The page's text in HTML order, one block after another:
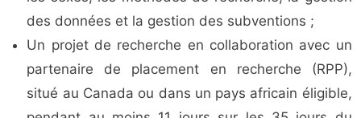
des données et la gestion des subventions ;
Un projet de recherche en collaboration avec un
partenaire de placement en recherche (RPP),
situé au Canada ou dans un pays africain éligible,